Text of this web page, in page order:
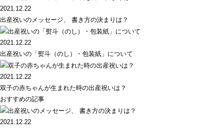
2021.12.22
出産祝いのメッセージ、 書き方の決まりは？
2021.12.22
出産祝いの「熨斗（のし）・包装紙」について
2021.12.22
双子の赤ちゃんが生まれた時の出産祝いは？
おすすめの記事
2021.12.22